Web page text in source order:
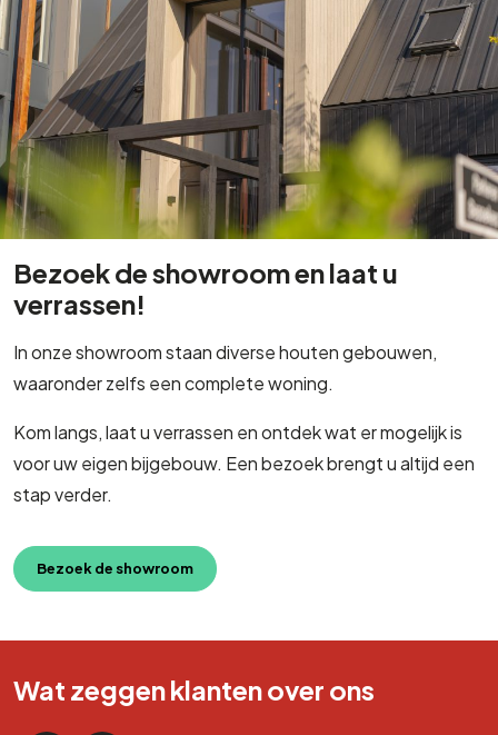
Bezoek de showroom en laat u
verrassen!
In onze showroom staan diverse houten gebouwen,
waaronder zelfs een complete woning.
Kom langs, laat u verrassen en ontdek wat er mogelijk is
voor uw eigen bijgebouw. Een bezoek brengt u altijd een
stap verder.
Bezoek de showroom
Wat zeggen klanten over ons